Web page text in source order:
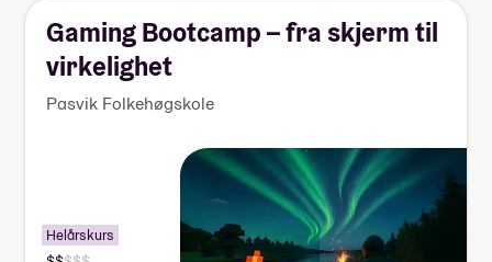
Gaming Bootcamp – fra skjerm til
virkelighet
Pasvik Folkehøgskole
Helårskurs